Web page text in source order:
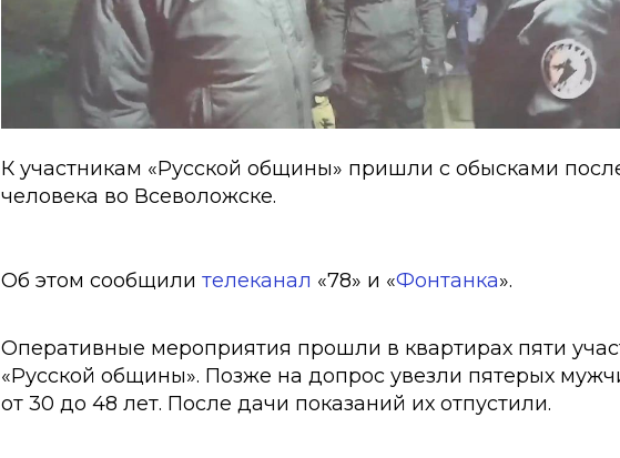
К участникам «Русской общины» пришли с обысками
человека во Всеволожске.
Об этом сообщили телеканал «78» и «Фонтанка».
Оперативные мероприятия прошли в квартирах пяти
«Русской общины». Позже на допрос увезли пятерых
от 30 до 48 лет. После дачи показаний их отпустили.